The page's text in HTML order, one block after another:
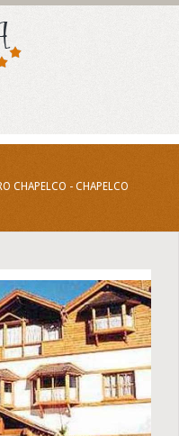
CHAPELCO - CHAPELCO